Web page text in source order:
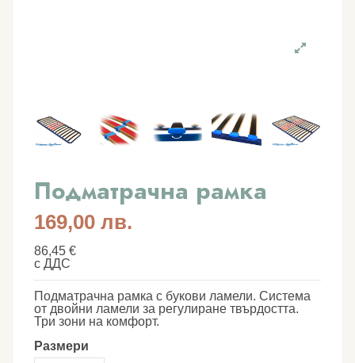
Подматрачна рамка
169,00 лв.
86,45 €
с ДДС
Подматрачна рамка с букови ламели. Система
от двойни ламели за регулиране твърдостта.
Три зони на комфорт.
Размери